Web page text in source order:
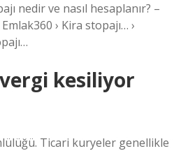
nedir ve nasıl hesaplanır? –
› Kira stopajı… ›
kesiliyor
Ticari kuryeler genellikle